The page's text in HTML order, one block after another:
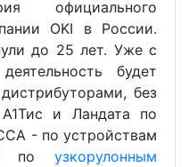
официального
OKI в России.
до 25 лет. Уже с
будет
без
и Ландата по
- по устройствам
поузкорулонным